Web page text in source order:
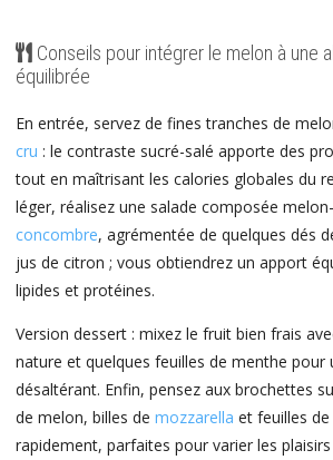
Conseils pour intégrer le melon à une
équilibrée
En entrée, servez de fines tranches de
cru : le contraste sucré-salé apporte des
tout en maîtrisant les calories globales du
léger, réalisez une salade composée
concombre, agrémentée de quelques dés
jus de citron ; vous obtiendrez un apport
lipides et protéines.
Version dessert : mixez le fruit bien frais
nature et quelques feuilles de menthe pour
désaltérant. Enfin, pensez aux brochettes
de melon, billes de mozzarella et feuilles
rapidement, parfaites pour varier les